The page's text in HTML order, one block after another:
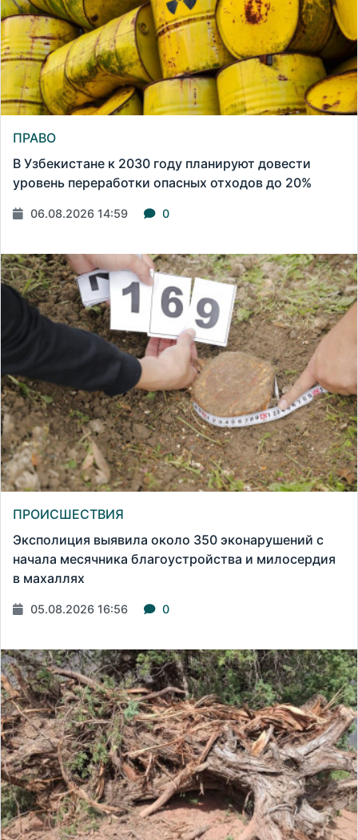
ПРАВО
В Узбекистане к 2030 году планируют довести
уровень переработки опасных отходов до 20%
06.08.2026 14:59 0
ПРОИСШЕСТВИЯ
Эксполиция выявила около 350 эконарушений с
начала месячника благоустройства и милосердия
в махаллях
05.08.2026 16:56 0